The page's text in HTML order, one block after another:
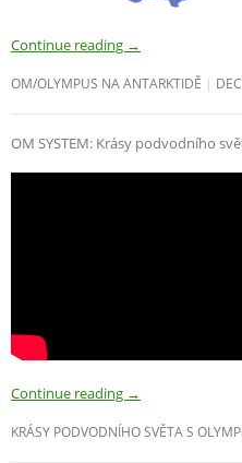
Continue reading →
OM/OLYMPUS NA ANTARKTIDĚ
OM SYSTEM: Krásy podvodního
Continue reading →
KRÁSY PODVODNÍHO SVĚTA S